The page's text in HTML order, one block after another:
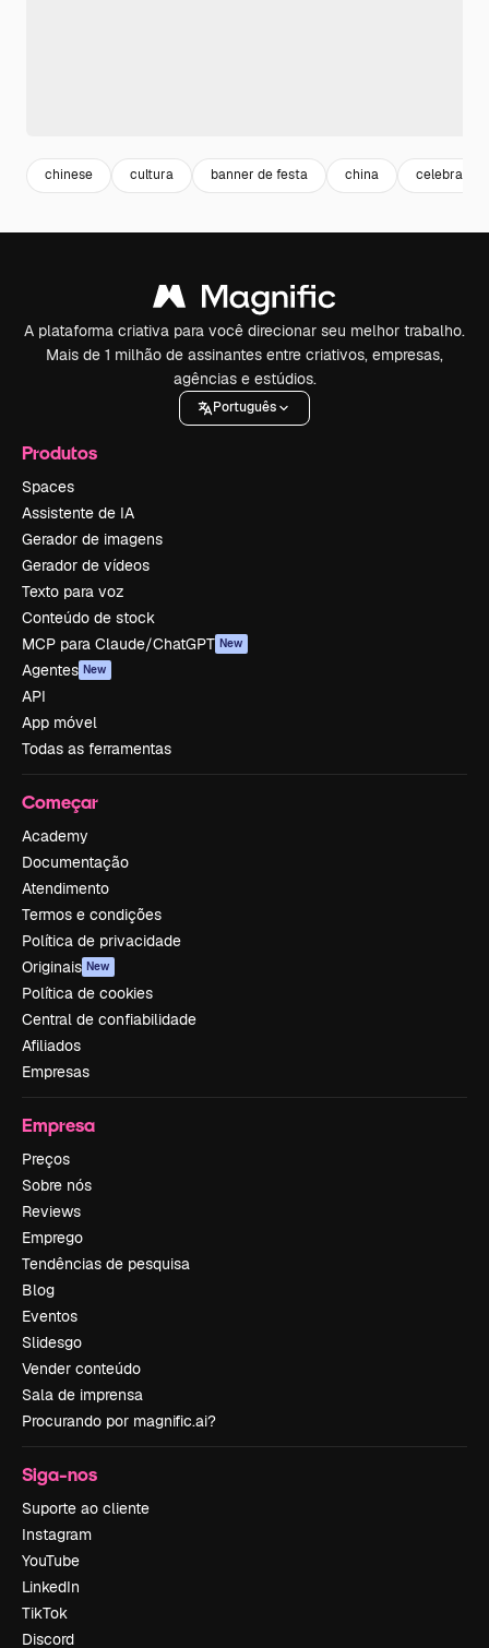
chinese cultura banner de festa china celebração
A plataforma criativa para você direcionar seu melhor trabalho.
Mais de 1 milhão de assinantes entre criativos, empresas,
agências e estúdios.
Português
Produtos
Spaces
Assistente de IA
Gerador de imagens
Gerador de vídeos
Texto para voz
Conteúdo de stock
MCP para Claude/ChatGPT New
Agentes New
API
App móvel
Todas as ferramentas
Começar
Academy
Documentação
Atendimento
Termos e condições
Política de privacidade
Originais New
Política de cookies
Central de confiabilidade
Afiliados
Empresas
Empresa
Preços
Sobre nós
Reviews
Emprego
Tendências de pesquisa
Blog
Eventos
Slidesgo
Vender conteúdo
Sala de imprensa
Procurando por magnific.ai?
Siga-nos
Suporte ao cliente
Instagram
YouTube
LinkedIn
TikTok
Discord